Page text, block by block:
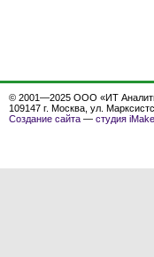
© 2001—2025 ООО «ИТ
109147 г. Москва, ул.
Создание сайта — студия iMake